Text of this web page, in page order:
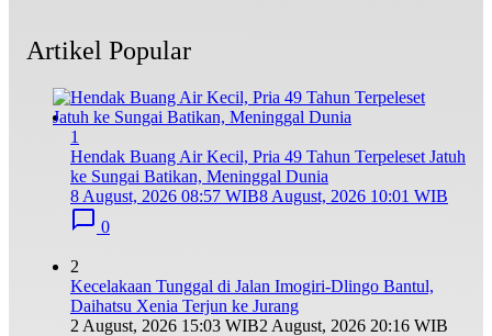
Artikel Popular
1
Hendak Buang Air Kecil, Pria 49 Tahun Terpeleset Jatuh
ke Sungai Batikan, Meninggal Dunia
8 August, 2026 08:57 WIB8 August, 2026 10:01 WIB
0
2
Kecelakaan Tunggal di Jalan Imogiri-Dlingo Bantul,
Daihatsu Xenia Terjun ke Jurang
2 August, 2026 15:03 WIB2 August, 2026 20:16 WIB